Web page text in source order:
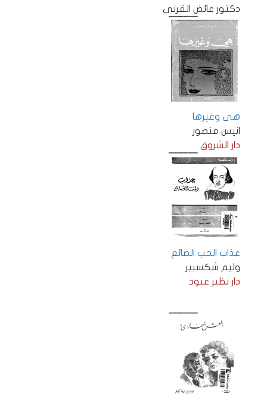
دكتور عائض القرنى
هى وغيرها
انيس منصور
دار الشروق
عذاب الحب الضائع
وليم شكسبير
دار نظير عبود